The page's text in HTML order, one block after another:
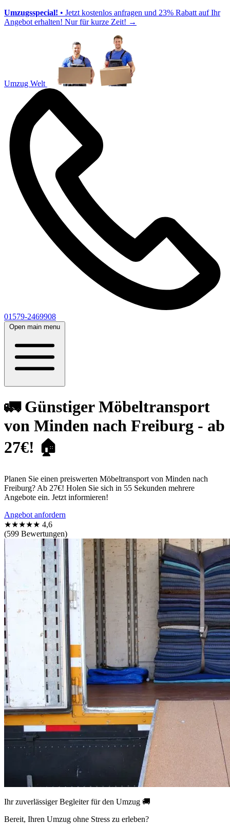
Umzugsspecial! • Jetzt kostenlos anfragen und 23% Rabatt auf Ihr
Angebot erhalten! Nur für kurze Zeit! →
Umzug Welt
01579-2469908
Open main menu
🚛 Günstiger Möbeltransport
von Minden nach Freiburg - ab
27€! 🏠
Planen Sie einen preiswerten Möbeltransport von Minden nach
Freiburg? Ab 27€! Holen Sie sich in 55 Sekunden mehrere
Angebote ein. Jetzt informieren!
Angebot anfordern
★★★★★ 4,6
(599 Bewertungen)
Ihr zuverlässiger Begleiter für den Umzug 🚚
Bereit, Ihren Umzug ohne Stress zu erleben?